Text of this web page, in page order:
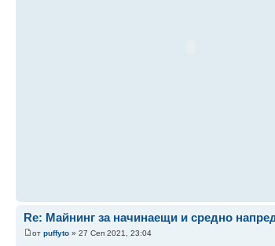
Re: Майнинг за начинаещи и средно
от puffyto » 27 Сеп 2021, 23:04